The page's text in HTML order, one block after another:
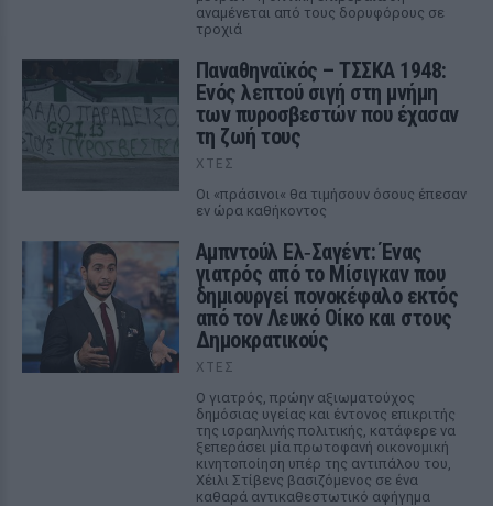
αναμένεται από τους δορυφόρους σε
τροχιά
Παναθηναϊκός – ΤΣΣΚΑ 1948:
Ενός λεπτού σιγή στη μνήμη
των πυροσβεστών που έχασαν
τη ζωή τους
ΧΤΕΣ
Οι «πράσινοι« θα τιμήσουν όσους έπεσαν
εν ώρα καθήκοντος
Αμπντούλ Ελ‑Σαγέντ: Ένας
γιατρός από το Μίσιγκαν που
δημιουργεί πονοκέφαλο εκτός
από τον Λευκό Οίκο και στους
Δημοκρατικούς
ΧΤΕΣ
Ο γιατρός, πρώην αξιωματούχος
δημόσιας υγείας και έντονος επικριτής
της ισραηλινής πολιτικής, κατάφερε να
ξεπεράσει μία πρωτοφανή οικονομική
κινητοποίηση υπέρ της αντιπάλου του,
Χέιλι Στίβενς βασιζόμενος σε ένα
καθαρά αντικαθεστωτικό αφήγημα